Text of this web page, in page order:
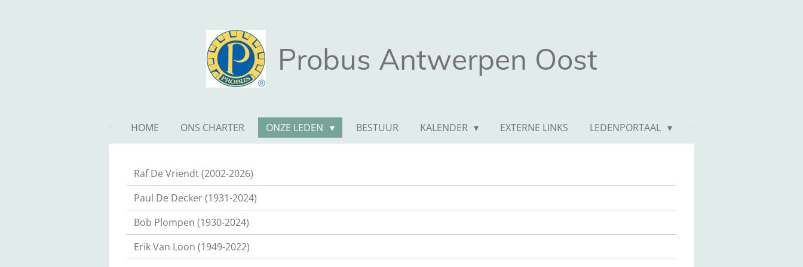
Probus Antwerpen Oost
HOME ONS CHARTER ONZE LEDEN BESTUUR KALENDER EXTERNE LINKS LEDENPORTAAL
Raf De Vriendt (2002-2026)
Paul De Decker (1931-2024)
Bob Plompen (1930-2024)
Erik Van Loon (1949-2022)